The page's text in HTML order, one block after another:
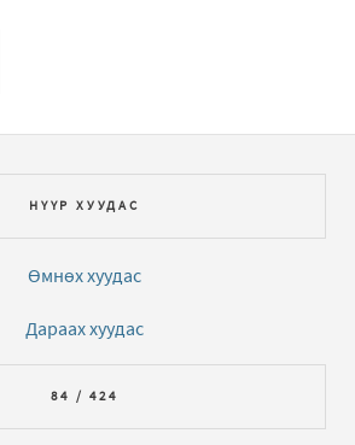
НҮҮР ХУУДАС
Өмнөх хуудас
Дараах хуудас
84 / 424